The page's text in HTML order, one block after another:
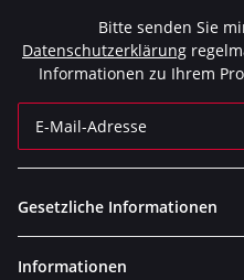
Bitte senden Sie
Datenschutzerklärung
Informationen zu Ihrem
Gesetzliche Informationen
Informationen